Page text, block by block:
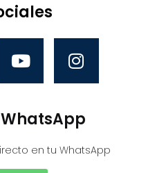
en tu WhatsApp